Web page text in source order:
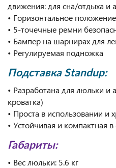
движения: для сна/отдыха и
• Горизонтальное
• 5-точечные ремни
• Бампер на шарнирах для
• Регулируемая подножка
Подставка Standup:
• Разработана для люльки и
кроватка)
• Проста в использовании и
• Устойчивая и компактная
Габариты:
• Вес люльки: 5.6 кг